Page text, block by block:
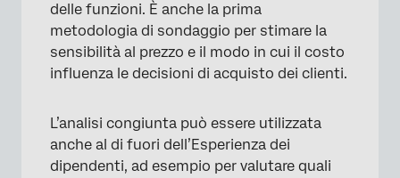
delle funzioni. È anche la prima
metodologia di sondaggio per stimare la
sensibilità al prezzo e il modo in cui il costo
influenza le decisioni di acquisto dei clienti.
L’analisi congiunta può essere utilizzata
anche al di fuori dell’Esperienza dei
dipendenti, ad esempio per valutare quali